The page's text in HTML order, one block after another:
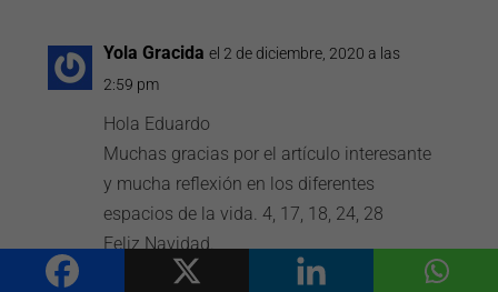
Yola Gracida el 2 de diciembre, 2020 a las
2:59 pm
Hola Eduardo
Muchas gracias por el artículo interesante
y mucha reflexión en los diferentes
espacios de la vida. 4, 17, 18, 24, 28
Feliz Navidad.